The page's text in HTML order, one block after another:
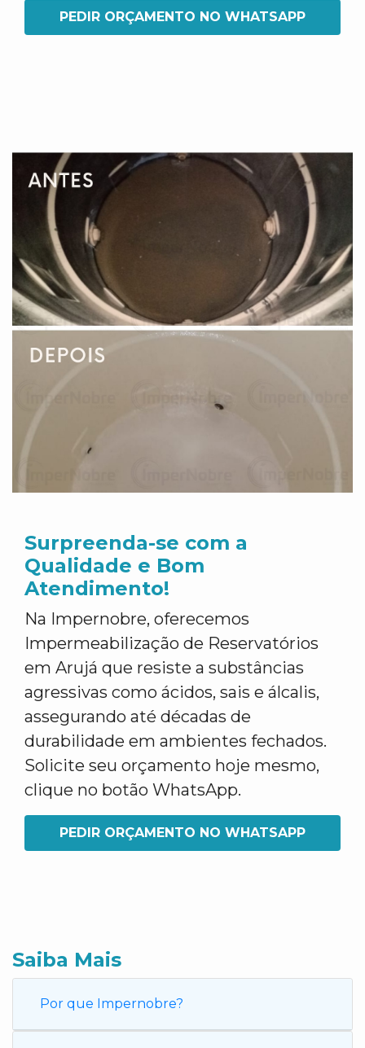
PEDIR ORÇAMENTO NO WHATSAPP
Surpreenda-se com a
Qualidade e Bom
Atendimento!
Na Impernobre, oferecemos
Impermeabilização de Reservatórios
em Arujá que resiste a substâncias
agressivas como ácidos, sais e álcalis,
assegurando até décadas de
durabilidade em ambientes fechados.
Solicite seu orçamento hoje mesmo,
clique no botão WhatsApp.
PEDIR ORÇAMENTO NO WHATSAPP
Saiba Mais
Por que Impernobre?